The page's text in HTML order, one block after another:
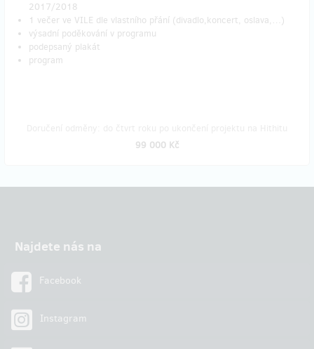
2017/2018
1 večer ve VILE dle vlastního přání (divadlo,koncert, oslava,…)
výsadní poděkování v programu
podepsaný plakát
program
99 000 Kč
Najdete nás na
Facebook
Instagram